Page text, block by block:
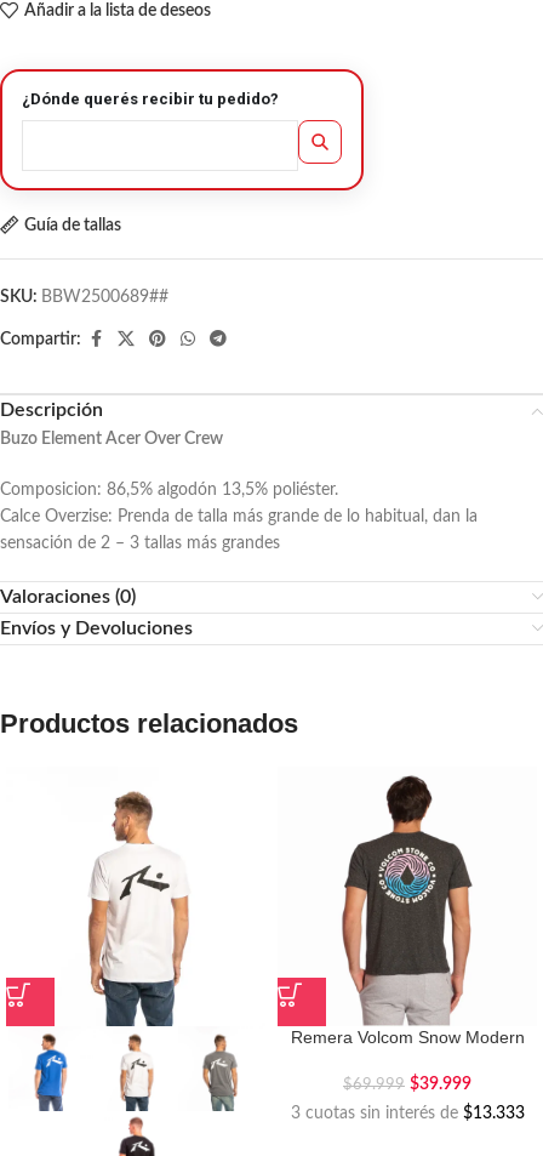
Añadir a la lista de deseos
¿Dónde querés recibir tu pedido?
Guía de tallas
SKU: BBW2500689##
Compartir:
Descripción
Buzo Element Acer Over Crew
Composicion: 86,5% algodón 13,5% poliéster.
Calce Overzise: Prenda de talla más grande de lo habitual, dan la
sensación de 2 – 3 tallas más grandes
Valoraciones (0)
Envíos y Devoluciones
Productos relacionados
Remera Volcom Snow Modern
$69.999 $39.999
3 cuotas sin interés de $13.333